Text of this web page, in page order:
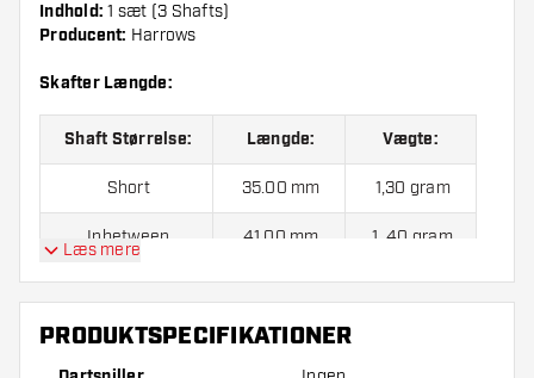
Indhold: 1 sæt (3 Shafts)
Producent: Harrows
Skafter Længde:
Shaft Størrelse: Længde: Vægte:
Short 35.00 mm 1,30 gram
Inbetween 41.00 mm 1, 40 gram
Medium 47.00 mm 1,60 gram
Prisen er for et sæt (3 stk.)
Læs mere
PRODUKTSPECIFIKATIONER